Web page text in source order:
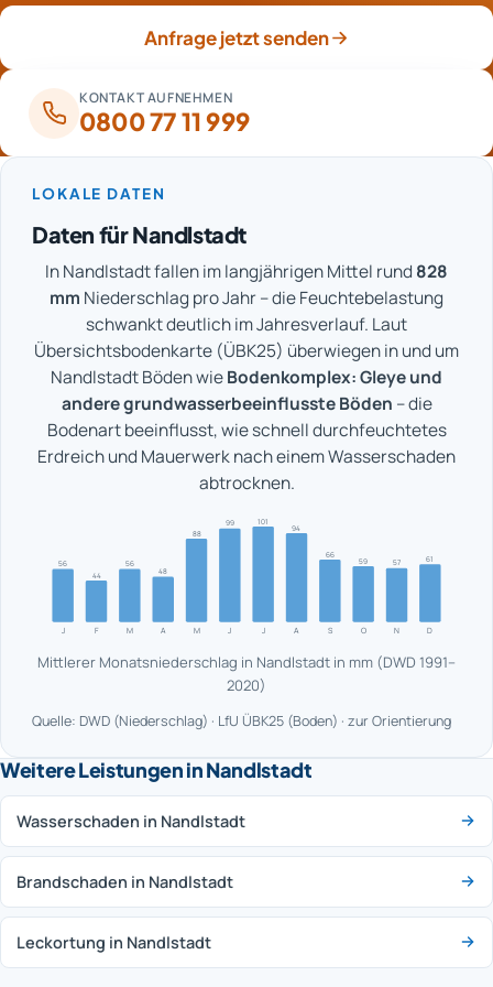
anschließend mit der Schlussabrechnung bei der
Versicherung geltend gemacht.
Anfrage jetzt senden
KONTAKT AUFNEHMEN
0800 77 11 999
LOKALE DATEN
Daten für Nandlstadt
In Nandlstadt fallen im langjährigen Mittel rund 828
mm Niederschlag pro Jahr – die Feuchtebelastung
schwankt deutlich im Jahresverlauf. Laut
Übersichtsbodenkarte (ÜBK25) überwiegen in und um
Nandlstadt Böden wieBodenkomplex: Gleye und
andere grundwasserbeeinflusste Böden – die
Bodenart beeinflusst, wie schnell durchfeuchtetes
Erdreich und Mauerwerk nach einem Wasserschaden
abtrocknen.
J
56
F
44
M
56
A
48
M
88
J
99
J
101
A
94
S
66
O
59
N
57
D
61
Mittlerer Monatsniederschlag in Nandlstadt in mm (DWD 1991–
2020)
Quelle: DWD (Niederschlag) · LfU ÜBK25 (Boden) · zur Orientierung
Weitere Leistungen in Nandlstadt
Wasserschaden in Nandlstadt
Brandschaden in Nandlstadt
Leckortung in Nandlstadt